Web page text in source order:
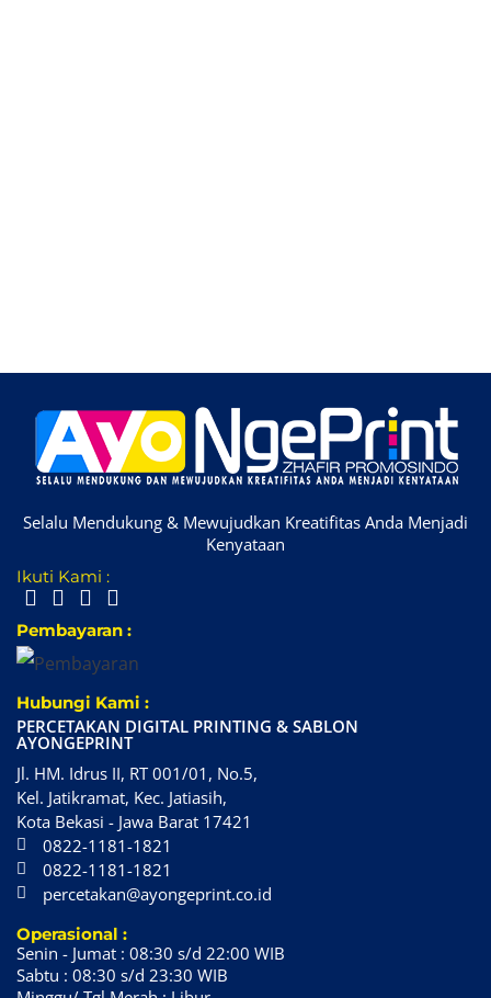
Selalu Mendukung & Mewujudkan Kreatifitas Anda Menjadi
Kenyataan
Ikuti Kami :
Pembayaran :
Hubungi Kami :
PERCETAKAN DIGITAL PRINTING & SABLON
AYONGEPRINT
Jl. HM. Idrus II, RT 001/01, No.5,
Kel. Jatikramat, Kec. Jatiasih,
Kota Bekasi - Jawa Barat 17421
0822-1181-1821
0822-1181-1821
percetakan@ayongeprint.co.id
Operasional :
Senin - Jumat : 08:30 s/d 22:00 WIB
Sabtu : 08:30 s/d 23:30 WIB